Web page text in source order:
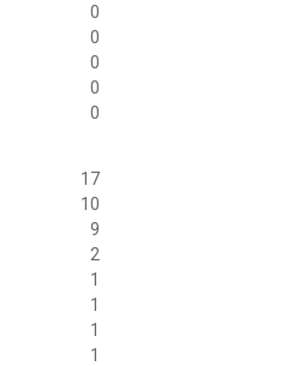
0
0
0
0
0
17
10
9
2
1
1
1
1